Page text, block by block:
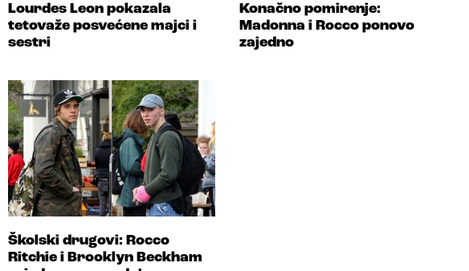
Lourdes Leon pokazala
tetovaže posvećene majci i
sestri
Konačno pomirenje:
Madonna i Rocco ponovo
zajedno
Školski drugovi: Rocco
Ritchie i Brooklyn Beckham